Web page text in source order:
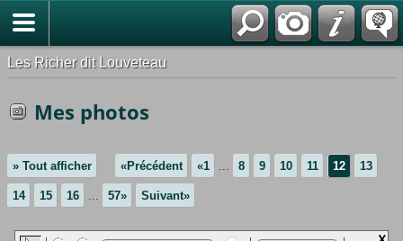
Les Richer dit Louveteau
Mes photos
» Tout afficher «Précédent «1 ... 8 9 10 11 12 13
14 15 16 ... 57» Suivant»